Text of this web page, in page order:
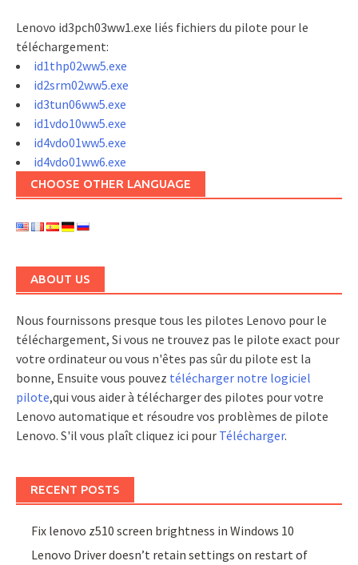
Lenovo id3pch03ww1.exe liés fichiers du pilote pour le
téléchargement:
id1thp02ww5.exe
id2srm02ww5.exe
id3tun06ww5.exe
id1vdo10ww5.exe
id4vdo01ww5.exe
id4vdo01ww6.exe
CHOOSE OTHER LANGUAGE
ABOUT US
Nous fournissons presque tous les pilotes Lenovo pour le
téléchargement, Si vous ne trouvez pas le pilote exact pour
votre ordinateur ou vous n'êtes pas sûr du pilote est la
bonne, Ensuite vous pouvez télécharger notre logiciel
pilote,qui vous aider à télécharger des pilotes pour votre
Lenovo automatique et résoudre vos problèmes de pilote
Lenovo. S'il vous plaît cliquez ici pour Télécharger.
RECENT POSTS
Fix lenovo z510 screen brightness in Windows 10
Lenovo Driver doesn’t retain settings on restart of